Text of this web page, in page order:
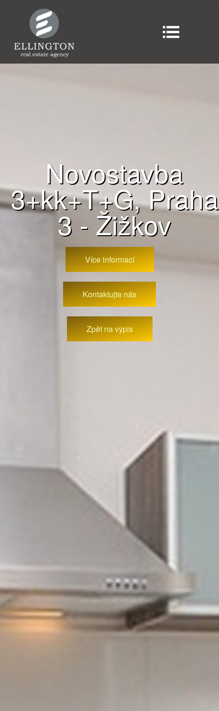
Novostavba
3+kk+T+G, Praha
3 - Žižkov
Více informací
Kontaktujte nás
Zpět na výpis